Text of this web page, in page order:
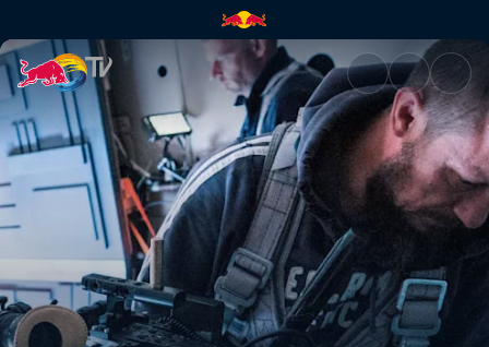
Zza kulis: Pit-stop w stanie